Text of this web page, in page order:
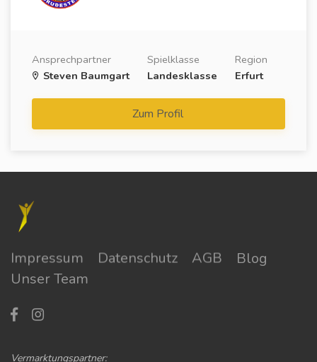
Ansprechpartner
Steven Baumgart
Spielklasse
Landesklasse
Region
Erfurt
Zum Profil
Impressum Datenschutz AGB
Blog
Unser Team
Vermarktungspartner: